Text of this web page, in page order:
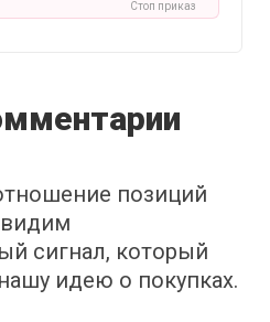
Стоп приказ
позиций
сигнал, который
идею о покупках.